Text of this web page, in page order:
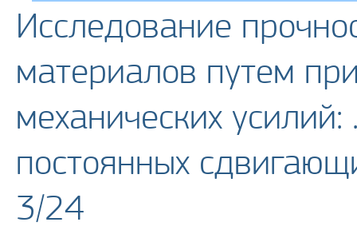
Исследование
материалов путем
механических
постоянных
3/24